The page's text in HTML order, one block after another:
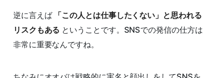
逆に言えば 「この人とは仕事したくない」と思われる
リスクもある ということです。SNSでの発信の仕方は
非常に重要なんですね。